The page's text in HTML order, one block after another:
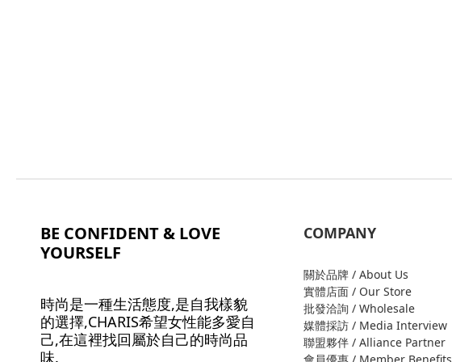
BE CONFIDENT & LOVE
YOURSELF
時尚是一種生活態度,是自我樣貌
的選擇,CHARIS希望女性能多愛自
己,在這裡找回屬於自己的時尚品
味.
COMPANY
關於品牌 / About Us
實體店面 / Our Store
批發洽詢 / Wholesale
媒體採訪 / Media Interview
聯盟夥伴 / Alliance Partner